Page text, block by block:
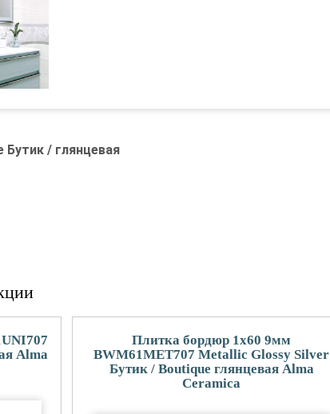
Бутик / глянцевая
Alma
Плитка бордюр 1x60 9мм
BWM61MET707 Metallic Glossy Silver
Бутик / Boutique глянцевая Alma
Ceramica